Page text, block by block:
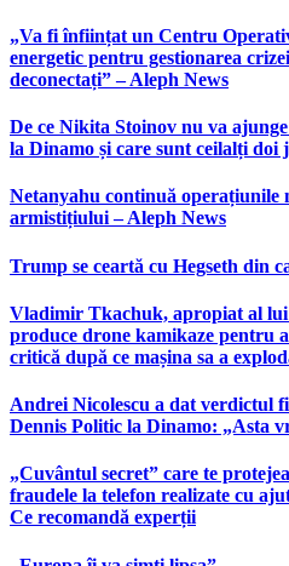
„Va fi înființat un Centru
energetic pentru gestionarea
deconectați” – Aleph News
De ce Nikita Stoinov nu va
la Dinamo și care sunt ceilalți doi
Netanyahu continuă operațiunile
armistițiului – Aleph News
Trump se ceartă cu Hegseth din
Vladimir Tkachuk, apropiat al lui
produce drone kamikaze pentru
critică după ce mașina sa a
Andrei Nicolescu a dat verdictul
Dennis Politic la Dinamo: „Asta
„Cuvântul secret” care te
fraudele la telefon realizate cu
Ce recomandă experții